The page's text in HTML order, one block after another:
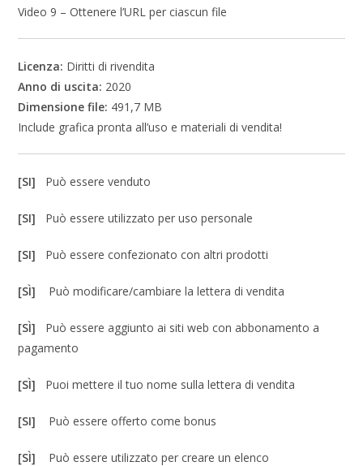
Video 9 – Ottenere l’URL per ciascun file
Licenza: Diritti di rivendita
Anno di uscita: 2020
Dimensione file: 491,7 MB
Include grafica pronta all’uso e materiali di vendita!
[SI] Può essere venduto
[SI] Può essere utilizzato per uso personale
[SI] Può essere confezionato con altri prodotti
[SÌ] Può modificare/cambiare la lettera di vendita
[SÌ] Può essere aggiunto ai siti web con abbonamento a
pagamento
[SÌ] Puoi mettere il tuo nome sulla lettera di vendita
[SI] Può essere offerto come bonus
[SÌ] Può essere utilizzato per creare un elenco